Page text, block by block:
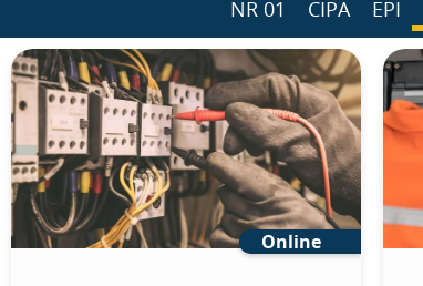
NR 01 CIPA EPI
Online